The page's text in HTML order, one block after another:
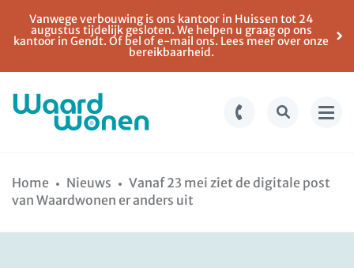
naar
de
naar
de
Vanwege verbouwing is ons kantoor in Huissen tot 24
augustus tijdelijk gesloten. We helpen u graag op ons
kantoor in Gendt. Of bel of e-mail ons. Lees meer over onze
bereikbaarheid.
Home Nieuws
Vanaf 23 mei ziet de digitale post
van Waardwonen er anders uit